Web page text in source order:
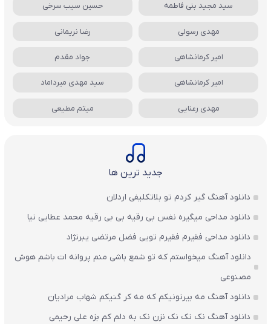
سید مجید بنی فاطمه حسین سیب سرخی
مهدی رسولی رضا نریمانی
امیر کرمانشاهی جواد مقدم
امیر کرمانشاهی سید مهدی میرداماد
مهدی رعنایی میثم مطیعی
جدید ترین ها
دانلود آهنگ گیر کردم تو بلاتکلیفی اردلان
دانلود مداحی میگیره نفس بی رقیه بی بی رقیه محمد عطایی نیا
دانلود مداحی فقیرم فقیرم تویی فضل مرتضی یبرنژاد
دانلود آهنگ میخواستم که تو شمع باشی منم پروانه ات باشم هوش
مصنوعی
دانلود آهنگ مه بیرنونیکم که مه کر گنیکم شهاب مرادیان
دانلود آهنگ نک نک نک نزن نک به دلم کم بزه علی رحیمی